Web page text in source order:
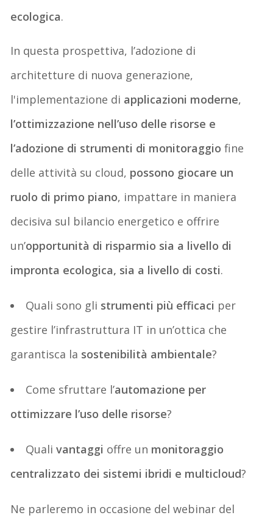
ecologica.
In questa prospettiva, l’adozione di
architetture di nuova generazione,
l'implementazione di applicazioni moderne,
l’ottimizzazione nell’uso delle risorse e
l’adozione di strumenti di monitoraggio fine
delle attività su cloud, possono giocare un
ruolo di primo piano, impattare in maniera
decisiva sul bilancio energetico e offrire
un’opportunità di risparmio sia a livello di
impronta ecologica, sia a livello di costi.
Quali sono gli strumenti più efficaci per
gestire l’infrastruttura IT in un’ottica che
garantisca la sostenibilità ambientale?
Come sfruttare l’automazione per
ottimizzare l’uso delle risorse?
Qualivantaggi offre un monitoraggio
centralizzato dei sistemi ibridi e multicloud?
Ne parleremo in occasione del webinar del